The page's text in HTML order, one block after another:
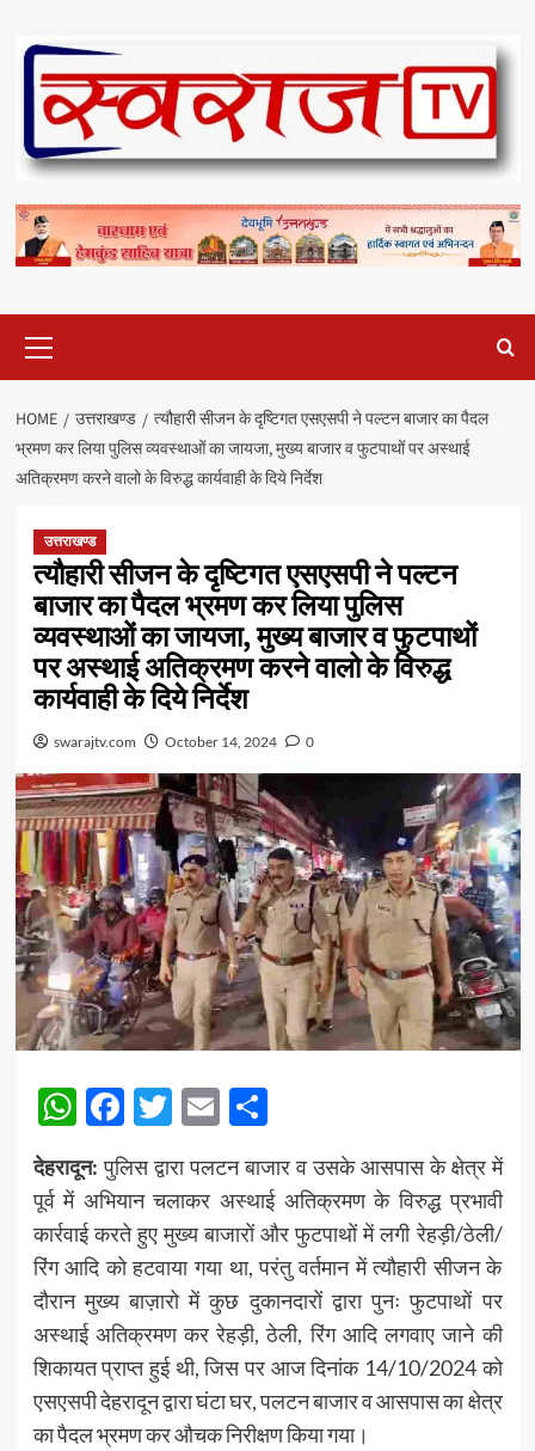
content
Menu
HOME उत्तराखण्ड
त्यौहारी सीजन के दृष्टिगत एसएसपी ने पल्टन बाजार का पैदल
भ्रमण कर लिया पुलिस व्यवस्थाओं का जायजा, मुख्य बाजार व फुटपाथों पर अस्थाई
अतिक्रमण करने वालो के विरुद्ध कार्यवाही के दिये निर्देश
उत्तराखण्ड
त्यौहारी सीजन के दृष्टिगत एसएसपी ने पल्टन
बाजार का पैदल भ्रमण कर लिया पुलिस
व्यवस्थाओं का जायजा, मुख्य बाजार व फुटपाथों
पर अस्थाई अतिक्रमण करने वालो के विरुद्ध
कार्यवाही के दिये निर्देश
swarajtv.com October 14, 2024 0
WhatsApp
Facebook
Twitter
EmailShare
देहरादून:पुलिस द्वारा पलटन बाजार व उसके आसपास के क्षेत्र में
पूर्व में अभियान चलाकर अस्थाई अतिक्रमण के विरुद्ध प्रभावी
कार्रवाई करते हुए मुख्य बाजारों और फुटपाथों में लगी रेहड़ी/ठेली/
रिंग आदि को हटवाया गया था, परंतु वर्तमान में त्यौहारी सीजन के
दौरान मुख्य बाज़ारो में कुछ दुकानदारों द्वारा पुनः फुटपाथों पर
अस्थाई अतिक्रमण कर रेहड़ी, ठेली, रिंग आदि लगवाए जाने की
शिकायत प्राप्त हुई थी, जिस पर आज दिनांक 14/10/2024 को
एसएसपी देहरादून द्वारा घंटा घर, पलटन बाजार व आसपास का क्षेत्र
का पैदल भ्रमण कर औचक निरीक्षण किया गया।